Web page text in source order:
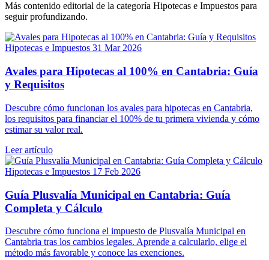
Más contenido editorial de la categoría Hipotecas e Impuestos para
seguir profundizando.
Hipotecas e Impuestos 31 Mar 2026
Avales para Hipotecas al 100% en Cantabria: Guía
y Requisitos
Descubre cómo funcionan los avales para hipotecas en Cantabria,
los requisitos para financiar el 100% de tu primera vivienda y cómo
estimar su valor real.
Leer artículo
Hipotecas e Impuestos 17 Feb 2026
Guía Plusvalía Municipal en Cantabria: Guía
Completa y Cálculo
Descubre cómo funciona el impuesto de Plusvalía Municipal en
Cantabria tras los cambios legales. Aprende a calcularlo, elige el
método más favorable y conoce las exenciones.